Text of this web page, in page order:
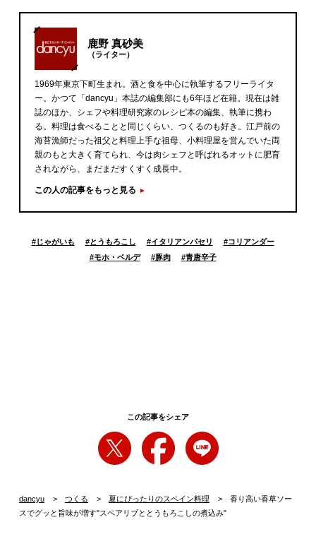
鹿野 真砂美
（ライター）
1969年東京下町生まれ。酒と食を中心に執筆するフリーライタ
ー。かつて「dancyu」本誌の編集部にも6年ほど在籍。現在は雑
誌のほか、シェフや料理研究家のレシピ本の編集、執筆に携わ
る。料理は食べることと同じくらい、つくるのも好き。江戸前の
海苔漁師だった祖父と料理上手な祖母、小料理屋を営んでいた両
親のもと大きく育てられ、今は肉シェフと呼ばれるオットに肥育
されながら、まだまだすくすく成長中。
この人の記事をもっと見る
#じゃがいも #とうもろこし #イタリアンパセリ #コリアンダー
#モホ・ベルデ #豚肉 #青唐辛子
この記事をシェア
dancyu つくる 夏にぴったりのスペイン料理
香り高い香草ソー
スでグッと旨味が増す"スペアリブととうもろこしの煮込み"